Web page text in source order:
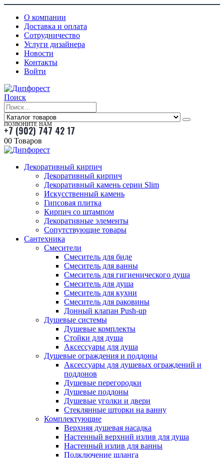
О компании
Доставка и оплата
Сотрудничество
Услуги дизайнера
Новости
Контакты
Войти
Поиск
ПОЗВОНИТЕ НАМ
+7 (902) 747 42 17
00 Товаров
Декоративный кирпич
Декоративный кирпич
Декоративный камень серии Slim
Искусственный камень
Гипсовая плитка
Кирпич со штампом
Декоративные элементы
Сопутствующие товары
Сантехника
Смесители
Смеситель для биде
Смеситель для ванны
Смеситель для гигиенического душа
Смеситель для душа
Смеситель для кухни
Смеситель для раковины
Донный клапан Push-up
Душевые системы
Душевые комплекты
Стойки для душа
Аксессуары для душа
Душевые ограждения и поддоны
Аксессуары для душевых ограждений и
поддонов
Душевые перегородки
Душевые поддоны
Душевые уголки и двери
Стеклянные шторки на ванну
Комплектующие
Верхняя душевая насадка
Настенный верхний излив для душа
Настенный излив для ванны
Подключение шланга